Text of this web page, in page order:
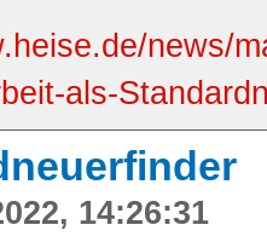
news/
als-
14:26:31